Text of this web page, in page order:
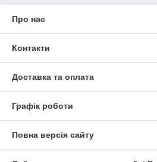
· Однотонні тканини бавовняні
· Блекауты однотонні
· Тканини для залу (класичний стиль)
· Тканини для кухні
· Тематичні тканини (міста, тварини,
горошки)
· Тканини для дитячої
· Оббивні тканини (гобелен)
Про нас
Контакти
Доставка та оплата
Графік роботи
Повна версія сайту